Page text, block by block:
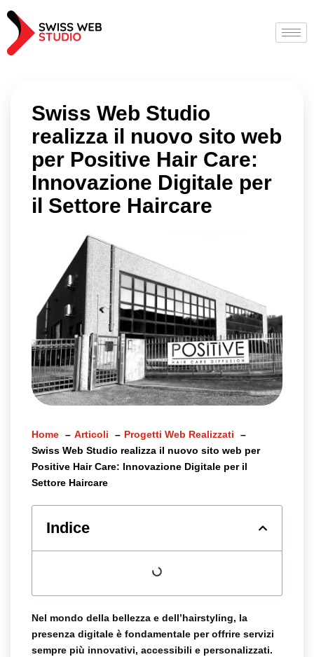
Swiss Web Studio
realizza il nuovo sito web
per Positive Hair Care:
Innovazione Digitale per
il Settore Haircare
Home Articoli
Progetti Web Realizzati
Swiss Web Studio realizza il nuovo sito web per
Positive Hair Care: Innovazione Digitale per il
Settore Haircare
Indice
Nel mondo della bellezza e dell’hairstyling, la
presenza digitale è fondamentale per offrire servizi
sempre più innovativi, accessibili e personalizzati.